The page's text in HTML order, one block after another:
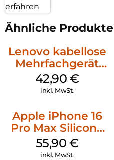
erfahren
Ähnliche Produkte
Lenovo kabellose
Mehrfachgerät
Luna Grey
42,90 €
inkl. MwSt.
Apple iPhone 16
Pro Max Silicone
Case MagSafe
Stone Gray
55,90 €
inkl. MwSt.